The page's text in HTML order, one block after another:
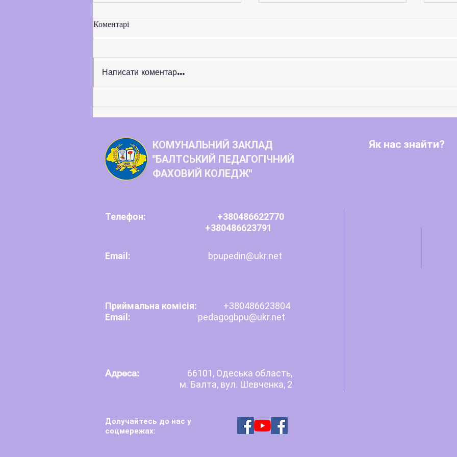
Коментарі
Написати коментар...
КОМУНАЛЬНИЙ ЗАКЛАД
"БАЛТСЬКИЙ ПЕДАГОГІЧНИЙ
ФАХОВИЙ КОЛЕДЖ"
Телефон:
+380486622770
+380486623791
Email: bpupedin@ukr.net
Приймальна комісія:
+380486623804
Email:
pedagogbpu@ukr.net
Адреса:
66101, Одеська область,
м. Балта, вул. Шевченка, 2
Як нас знайти?
Долучайтесь до нас у
соцмережах: